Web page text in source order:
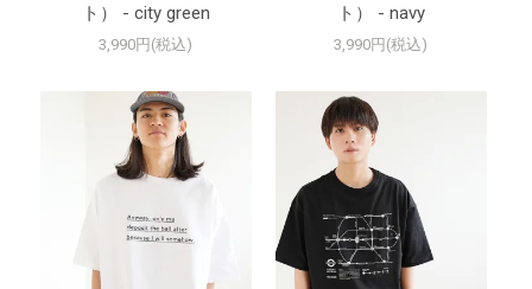
ト） - city green
3,990円(税込)
ト） - navy
3,990円(税込)